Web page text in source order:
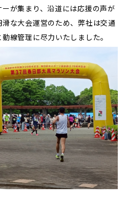
が集まり、沿道には応援の声が
な大会運営のため、弊社は交通
線管理に尽力いたしました。